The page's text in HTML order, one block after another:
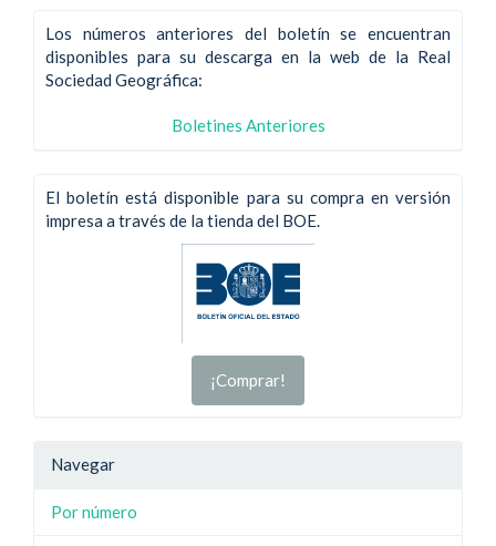
Los números anteriores del boletín se encuentran
disponibles para su descarga en la web de la Real
Sociedad Geográfica:
Boletines Anteriores
El boletín está disponible para su compra en versión
impresa a través de la tienda del BOE.
¡Comprar!
Navegar
Por número